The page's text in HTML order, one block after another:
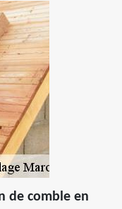
de comble en